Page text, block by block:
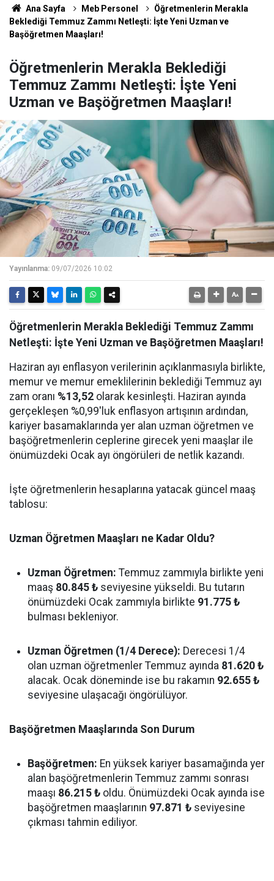
Ana Sayfa Meb Personel
Öğretmenlerin Merakla
Beklediği Temmuz Zammı Netleşti: İşte Yeni Uzman ve
Başöğretmen Maaşları!
Öğretmenlerin Merakla Beklediği
Temmuz Zammı Netleşti: İşte Yeni
Uzman ve Başöğretmen Maaşları!
Yayınlanma: 09/07/2026 10:02
Öğretmenlerin Merakla Beklediği Temmuz Zammı
Netleşti: İşte Yeni Uzman ve Başöğretmen Maaşları!
Haziran ayı enflasyon verilerinin açıklanmasıyla birlikte,
memur ve memur emeklilerinin beklediği Temmuz ayı
zam oranı %13,52 olarak kesinleşti. Haziran ayında
gerçekleşen %0,99'luk enflasyon artışının ardından,
kariyer basamaklarında yer alan uzman öğretmen ve
başöğretmenlerin ceplerine girecek yeni maaşlar ile
önümüzdeki Ocak ayı öngörüleri de netlik kazandı.
İşte öğretmenlerin hesaplarına yatacak güncel maaş
tablosu:
Uzman Öğretmen Maaşları ne Kadar Oldu?
Uzman Öğretmen: Temmuz zammıyla birlikte yeni
maaş 80.845 ₺ seviyesine yükseldi. Bu tutarın
önümüzdeki Ocak zammıyla birlikte 91.775 ₺
bulması bekleniyor.
Uzman Öğretmen (1/4 Derece): Derecesi 1/4
olan uzman öğretmenler Temmuz ayında 81.620 ₺
alacak. Ocak döneminde ise bu rakamın 92.655 ₺
seviyesine ulaşacağı öngörülüyor.
Başöğretmen Maaşlarında Son Durum
Başöğretmen: En yüksek kariyer basamağında yer
alan başöğretmenlerin Temmuz zammı sonrası
maaşı 86.215 ₺ oldu. Önümüzdeki Ocak ayında ise
başöğretmen maaşlarının 97.871 ₺ seviyesine
çıkması tahmin ediliyor.